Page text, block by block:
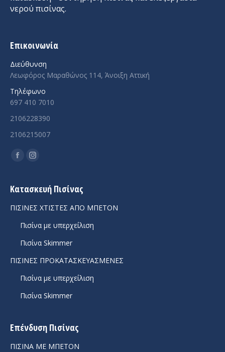
νερού πισίνας.
Επικοινωνία
Διεύθυνση
Λεωφόρος Μαραθώνος 114, Άνοιξη Αττική
Τηλέφωνο
697 410 7010
2106228390
2106215007
Facebook
opens
new
window
Instagram
opens
new
window
Κατασκευή Πισίνας
ΠΙΣΙΝΕΣ ΧΤΙΣΤΕΣ ΑΠΟ ΜΠΕΤΟΝ
Πισίνα με υπερχείλιση
Πισίνα Skimmer
ΠΙΣΙΝΕΣ ΠΡΟΚΑΤΑΣΚΕΥΑΣΜΕΝΕΣ
Πισίνα με υπερχείλιση
Πισίνα Skimmer
Επένδυση Πισίνας
ΠΙΣΙΝΑ ΜΕ ΜΠΕΤΟΝ